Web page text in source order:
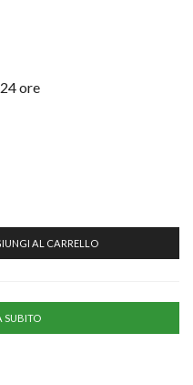
ore
AL CARRELLO
SUBITO